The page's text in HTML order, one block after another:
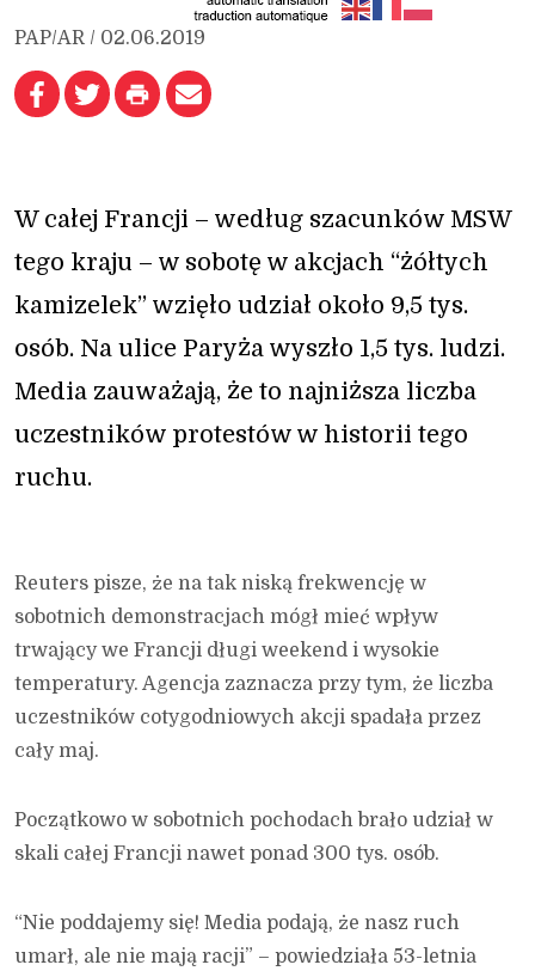
PAP/AR / 02.06.2019
W całej Francji – według szacunków MSW
tego kraju – w sobotę w akcjach “żółtych
kamizelek” wzięło udział około 9,5 tys.
osób. Na ulice Paryża wyszło 1,5 tys. ludzi.
Media zauważają, że to najniższa liczba
uczestników protestów w historii tego
ruchu.
Reuters pisze, że na tak niską frekwencję w
sobotnich demonstracjach mógł mieć wpływ
trwający we Francji długi weekend i wysokie
temperatury. Agencja zaznacza przy tym, że liczba
uczestników cotygodniowych akcji spadała przez
cały maj.
Początkowo w sobotnich pochodach brało udział w
skali całej Francji nawet ponad 300 tys. osób.
“Nie poddajemy się! Media podają, że nasz ruch
umarł, ale nie mają racji” – powiedziała 53-letnia